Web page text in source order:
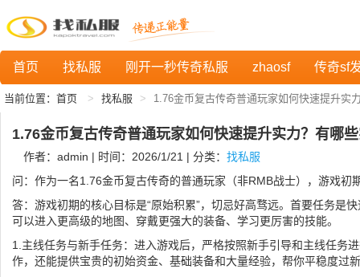
首页 找私服 刚开一秒传奇私服 zhaosf 传奇sf
当前位置： 首页 找私服 1.76金币复古传奇普通玩家如何快速提升实
1.76金币复古传奇普通玩家如何快速提升实力？有哪
作者：admin | 时间：2026/1/21 | 分类： 找私服
问：作为一名1.76金币复古传奇的普通玩家（非RMB战士），游戏初
答：游戏初期的核心目标是“原始积累”，切忌好高骛远。首要任务是
可以进入更高级的地图、穿戴更强大的装备、学习更厉害的技能。
1.主线任务与新手任务：进入游戏后，严格按照新手引导和主线任务
作，还能提供宝贵的初始资金、基础装备和大量经验，帮你平稳度过